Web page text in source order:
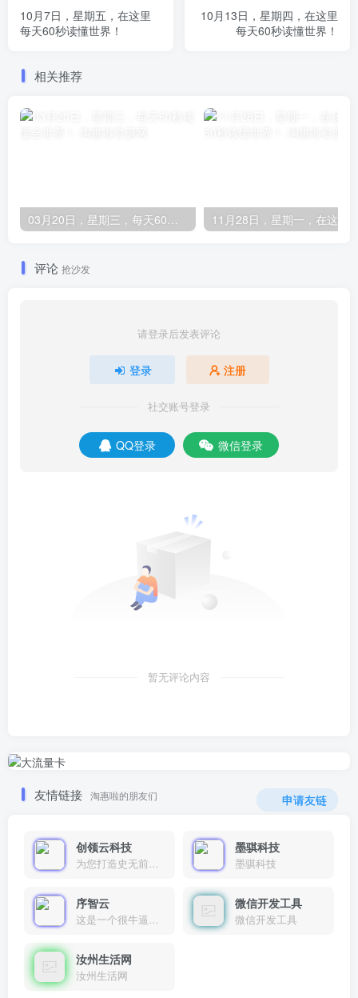
10月7日，星期五，在这里
每天60秒读懂世界！
10月13日，星期四，在这里
每天60秒读懂世界！
相关推荐
03月20日，星期三，每天60秒读懂全世界！
评论 抢沙发
请登录后发表评论
登录 注册
社交账号登录
QQ登录 微信登录
暂无评论内容
友情链接 淘惠啦的朋友们 申请友链
创领云科技
为您打造史无前例的应用产品带您认识新时代产品的创新
墨骐科技
墨骐科技
序智云
这是一个很牛逼的开发者，要开发找他准行！
微信开发工具
微信开发工具
汝州生活网
汝州生活网